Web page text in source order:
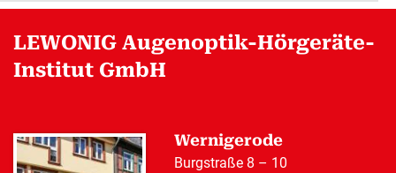
LEWONIG Augenoptik-Hörgeräte-
Institut GmbH
Wernigerode
Burgstraße 8 – 10